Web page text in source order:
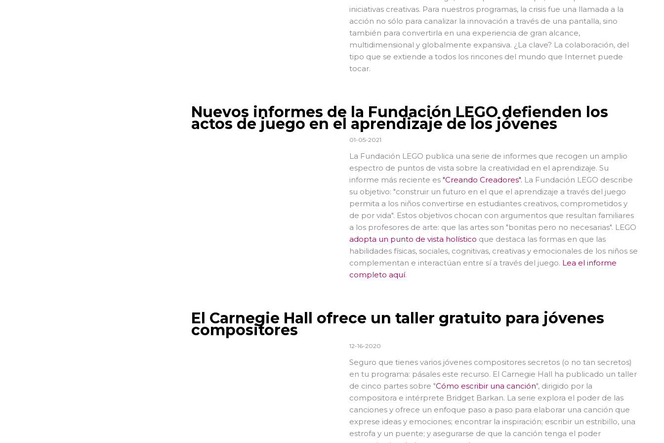
iniciativas creativas. Para nuestros programas, la crisis fue una llamada a la
acción no sólo para canalizar la innovación a través de una pantalla, sino
también para convertirla en una experiencia de gran alcance,
multidimensional y globalmente expansiva. ¿La clave? La colaboración, del
tipo que se extiende a todos los rincones del mundo que Internet puede
tocar.
Nuevos informes de la Fundación LEGO defienden los
actos de juego en el aprendizaje de los jóvenes
01-05-2021
La Fundación LEGO publica una serie de informes que recogen un amplio
espectro de puntos de vista sobre la creatividad en el aprendizaje. Su
informe más reciente es "Creando Creadores". La Fundación LEGO describe
su objetivo: "construir un futuro en el que el aprendizaje a través del juego
permita a los niños convertirse en estudiantes creativos, comprometidos y
de por vida". Estos objetivos chocan con argumentos que resultan familiares
a los profesores de arte: que las artes son "bonitas pero no necesarias". LEGO
adopta un punto de vista holístico que destaca las formas en que las
habilidades físicas, sociales, cognitivas, creativas y emocionales de los niños se
complementan e interactúan entre sí a través del juego. Lea el informe
completo aquí.
El Carnegie Hall ofrece un taller gratuito para jóvenes
compositores
12-16-2020
Seguro que tienes varios jóvenes compositores secretos (o no tan secretos)
en tu programa: pásales este recurso. El Carnegie Hall ha publicado un taller
de cinco partes sobre "Cómo escribir una canción", dirigido por la
compositora e intérprete Bridget Barkan. La serie explora el poder de las
canciones y ofrece un enfoque paso a paso para elaborar una canción que
exprese ideas y emociones; encontrar la inspiración; escribir un estribillo, una
estrofa y un puente; y asegurarse de que la canción tenga el poder